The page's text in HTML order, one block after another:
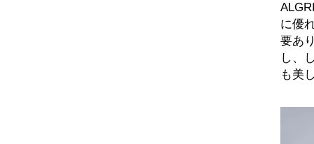
に優
要あ
し、
も美